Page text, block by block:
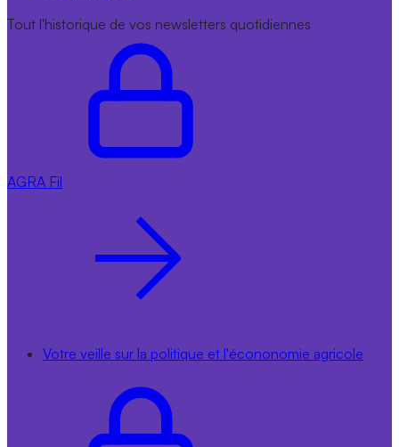
Tout l'historique de vos newsletters quotidiennes
AGRA Fil
Votre veille sur la politique et l'écononomie agricole